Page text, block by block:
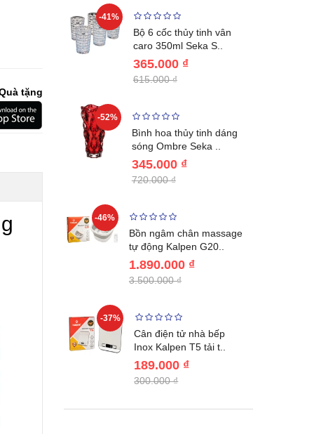
tặng
Inox 304
giữ
-41%
Bộ 6 cốc thủy tinh vân
caro 350ml Seka S..
365.000 ₫
615.000 ₫
-52%
Bình hoa thủy tinh dáng
sóng Ombre Seka ..
345.000 ₫
720.000 ₫
-46%
Bồn ngâm chân massage
tự động Kalpen G20..
1.890.000 ₫
3.500.000 ₫
-37%
Cân điện tử nhà bếp
Inox Kalpen T5 tải t..
189.000 ₫
300.000 ₫